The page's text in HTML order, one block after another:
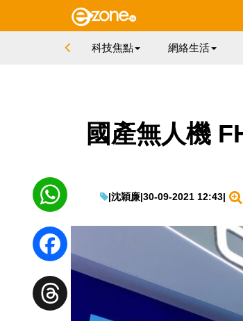
科技焦點 網絡生活
國產無人機
|沈穎廉|30-09-2021 12:43|
WhatsApp
Facebook